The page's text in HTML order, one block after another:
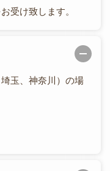
受け致します。
玉、神奈川）の場